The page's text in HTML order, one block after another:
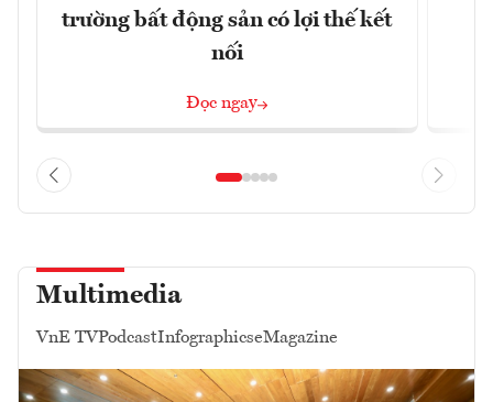
trường bất động sản có lợi thế kết
nối
Đọc ngay
Multimedia
VnE TVPodcastInfographicseMagazine